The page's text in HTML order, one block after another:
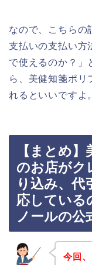
なので、こちらの
支払いの支払い方
で使えるのか？」
ら、美健知箋ポリ
れるといいですよ。
【まとめ
のお店がク
り込み、代
応している
ノールの公
今回